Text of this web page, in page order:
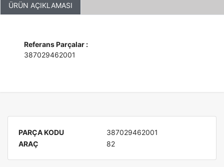
ÜRÜN AÇIKLAMASI
Referans Parçalar :
387029462001
PARÇA KODU
387029462001
ARAÇ
82